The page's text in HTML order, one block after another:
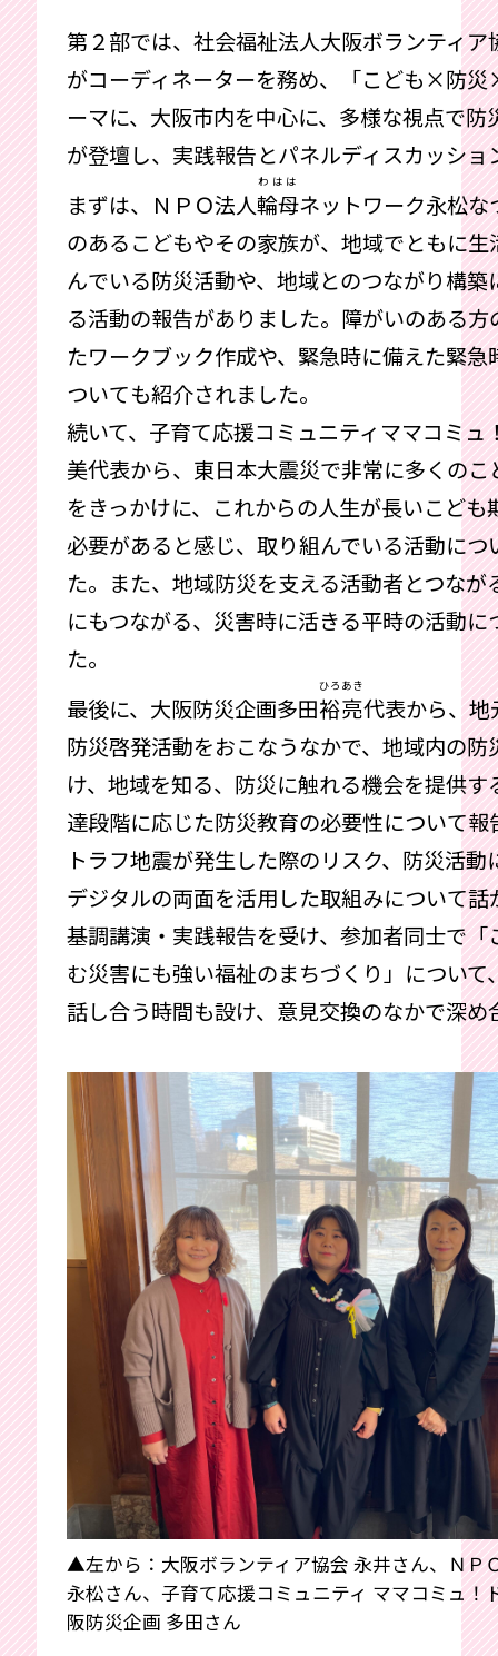
第２部では、社会福祉法人大阪ボランティ
がコーディネーターを務め、「こども×防
ーマに、大阪市内を中心に、多様な視点で
が登壇し、実践報告とパネルディスカッシ
まずは、ＮＰＯ法人輪母
わはは
ネットワーク永松
のあるこどもやその家族が、地域でともに
んでいる防災活動や、地域とのつながり構
る活動の報告がありました。障がいのある
たワークブック作成や、緊急時に備えた緊
ついても紹介されました。
続いて、子育て応援コミュニティママコミュ
美代表から、東日本大震災で非常に多くの
をきっかけに、これからの人生が長いこど
必要があると感じ、取り組んでいる活動につ
た。また、地域防災を支える活動者とつなが
にもつながる、災害時に活きる平時の活動に
た。
最後に、大阪防災企画多田裕亮
ひろあき
代表から、
防災啓発活動をおこなうなかで、地域内の
け、地域を知る、防災に触れる機会を提供
達段階に応じた防災教育の必要性について
トラフ地震が発生した際のリスク、防災活
デジタルの両面を活用した取組みについて話
基調講演・実践報告を受け、参加者同士で
む災害にも強い福祉のまちづくり」につい
話し合う時間も設け、意見交換のなかで深め
▲左から：大阪ボランティア協会 永井さん、ＮＰ
永松さん、子育て応援コミュニティ ママコミュ！
阪防災企画 多田さん